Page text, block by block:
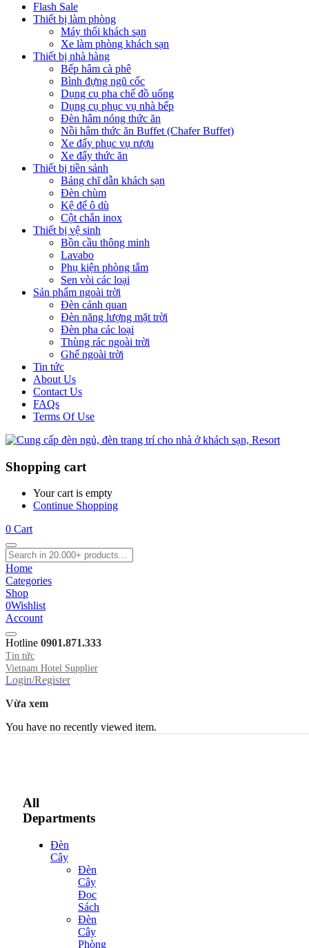
Flash Sale
Thiết bị làm phòng
Máy thổi khách sạn
Xe làm phòng khách sạn
Thiết bị nhà hàng
Bếp hâm cà phê
Bình đựng ngũ cốc
Dụng cụ pha chế đồ uống
Dụng cụ phục vụ nhà bếp
Đèn hâm nóng thức ăn
Nồi hâm thức ăn Buffet (Chafer Buffet)
Xe đẩy phục vụ rượu
Xe đẩy thức ăn
Thiết bị tiền sảnh
Bảng chĩ dẫn khách sạn
Đèn chùm
Kệ để ô dù
Cột chắn inox
Thiết bị vệ sinh
Bồn cầu thông minh
Lavabo
Phụ kiện phòng tắm
Sen vòi các loại
Sản phẩm ngoài trời
Đèn cảnh quan
Đèn năng lượng mặt trời
Đèn pha các loại
Thùng rác ngoài trời
Ghế ngoài trời
Tin tức
About Us
Contact Us
FAQs
Terms Of Use
Shopping cart
Your cart is empty
Continue Shopping
0 Cart
Home
Categories
Shop
0Wishlist
Account
Hotline 0901.871.333
Tin tức
Vietnam Hotel Supplier
Login/Register
Vừa xem
You have no recently viewed item.
All
Departments
Đèn
Cây
Đèn
Cây
Đọc
Sách
Đèn
Cây
Phòng